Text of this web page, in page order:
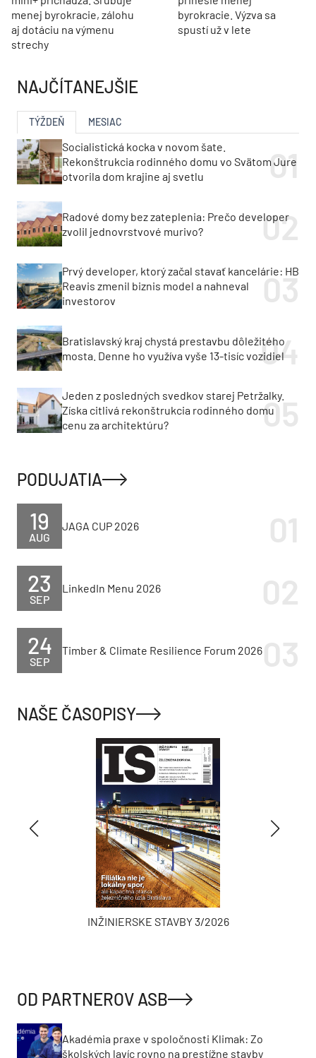
menej byrokracie, zálohu
aj dotáciu na výmenu
strechy
byrokracie. Výzva sa
spustí už v lete
NAJČÍTANEJŠIE
TÝŽDEŇ MESIAC
Socialistická kocka v novom šate.
Rekonštrukcia rodinného domu vo Svätom Jure
otvorila dom krajine aj svetlu
Radové domy bez zateplenia: Prečo developer
zvolil jednovrstvové murivo?
Prvý developer, ktorý začal stavať kancelárie: HB
Reavis zmenil biznis model a nahneval
investorov
Bratislavský kraj chystá prestavbu dôležitého
mosta. Denne ho využíva vyše 13-tisíc vozidiel
Jeden z posledných svedkov starej Petržalky.
Získa citlivá rekonštrukcia rodinného domu
cenu za architektúru?
PODUJATIA
AUG
19 JAGA CUP 2026
SEP
23 LinkedIn Menu 2026
SEP
24 Timber & Climate Resilience Forum 2026
NAŠE ČASOPISY
INŽINIERSKE STAVBY 3/2026
OD PARTNEROV ASB
Akadémia praxe v spoločnosti Klimak: Zo
školských lavíc rovno na prestížne stavby